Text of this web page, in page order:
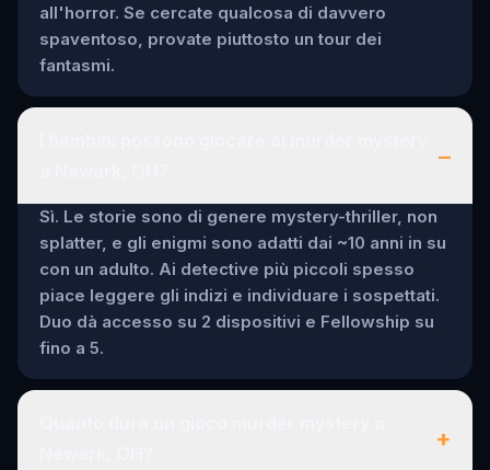
all'horror. Se cercate qualcosa di davvero
spaventoso, provate piuttosto un tour dei
fantasmi.
–
Sì. Le storie sono di genere mystery-thriller, non
splatter, e gli enigmi sono adatti dai ~10 anni in su
con un adulto. Ai detective più piccoli spesso
piace leggere gli indizi e individuare i sospettati.
Duo dà accesso su 2 dispositivi e Fellowship su
fino a 5.
+